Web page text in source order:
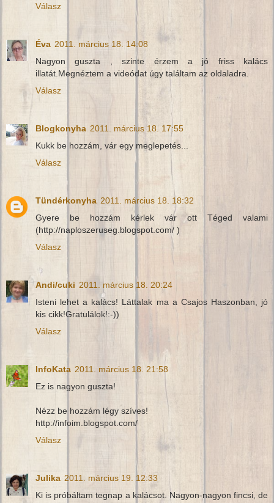
Válasz
Éva 2011. március 18. 14:08
Nagyon guszta , szinte érzem a jó friss kalács
illatát.Megnéztem a videódat úgy találtam az oldaladra.
Válasz
Blogkonyha 2011. március 18. 17:55
Kukk be hozzám, vár egy meglepetés...
Válasz
Tündérkonyha 2011. március 18. 18:32
Gyere be hozzám kérlek vár ott Téged valami
(http://naploszeruseg.blogspot.com/ )
Válasz
Andi/cuki 2011. március 18. 20:24
Isteni lehet a kalács! Láttalak ma a Csajos Haszonban, jó
kis cikk!Gratulálok!:-))
Válasz
InfoKata 2011. március 18. 21:58
Ez is nagyon guszta!
Nézz be hozzám légy szíves!
http://infoim.blogspot.com/
Válasz
Julika 2011. március 19. 12:33
Ki is próbáltam tegnap a kalácsot. Nagyon-nagyon fincsi, de